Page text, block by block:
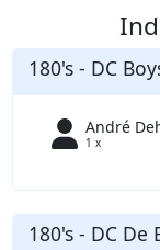
180's - DC
André
1 x
180's - DC De